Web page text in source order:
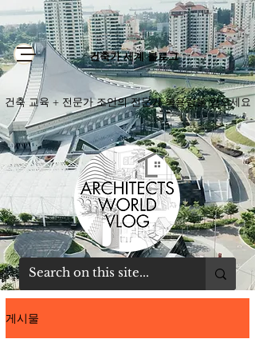
건축가 세계 블로그
건축 교육 + 전문가 조언의 전문가 복용량을 얻으세요
게시물